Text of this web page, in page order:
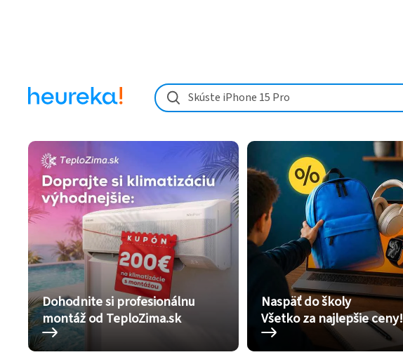
Skúste iPhone 15 Pro
Dohodnite si profesionálnu
montáž od TeploZima.sk
Naspäť do školy
Všetko za najlepšie ceny!